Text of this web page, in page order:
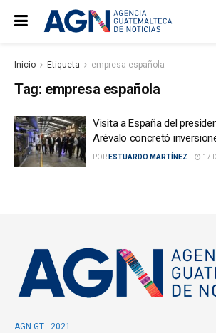
Inicio Etiqueta empresa española
Tag: empresa española
Visita a España del
Arévalo concretó
POR ESTUARDO MARTÍNEZ 17
AGN.GT - 2021